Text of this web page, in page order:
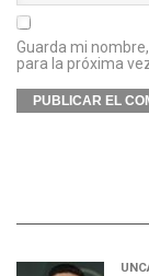
Guarda mi
para la próxima